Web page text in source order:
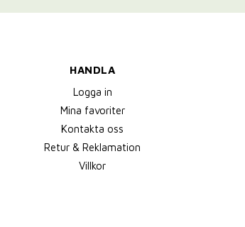
HANDLA
Logga in
Mina favoriter
Kontakta oss
Retur & Reklamation
Villkor